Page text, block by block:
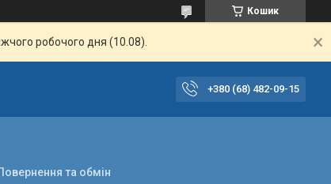
Кошик
робочого дня (10.08).
+380 (68) 482-09-15
та обмін